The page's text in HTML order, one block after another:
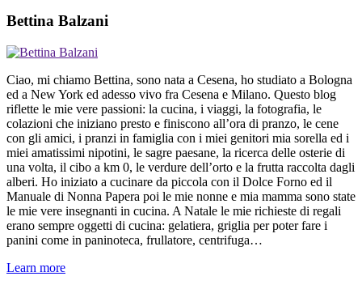
Bettina Balzani
Ciao, mi chiamo Bettina, sono nata a Cesena, ho studiato a Bologna
ed a New York ed adesso vivo fra Cesena e Milano. Questo blog
riflette le mie vere passioni: la cucina, i viaggi, la fotografia, le
colazioni che iniziano presto e finiscono all’ora di pranzo, le cene
con gli amici, i pranzi in famiglia con i miei genitori mia sorella ed i
miei amatissimi nipotini, le sagre paesane, la ricerca delle osterie di
una volta, il cibo a km 0, le verdure dell’orto e la frutta raccolta dagli
alberi. Ho iniziato a cucinare da piccola con il Dolce Forno ed il
Manuale di Nonna Papera poi le mie nonne e mia mamma sono state
le mie vere insegnanti in cucina. A Natale le mie richieste di regali
erano sempre oggetti di cucina: gelatiera, griglia per poter fare i
panini come in paninoteca, frullatore, centrifuga…
Learn more